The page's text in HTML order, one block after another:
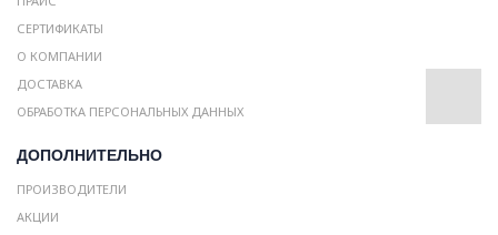
СЕРТИФИКАТЫ
О КОМПАНИИ
ДОСТАВКА
ОБРАБОТКА ПЕРСОНАЛЬНЫХ ДАННЫХ
ДОПОЛНИТЕЛЬНО
ПРОИЗВОДИТЕЛИ
АКЦИИ